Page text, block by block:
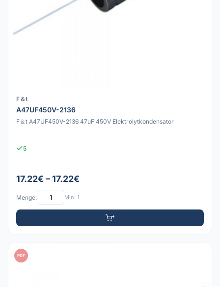
F＆t
A47UF450V-2136
F＆t A47UF450V-2136 47uF 450V Elektrolytkondensator
5
17.22€ – 17.22€
Menge: Min: 1
PDF